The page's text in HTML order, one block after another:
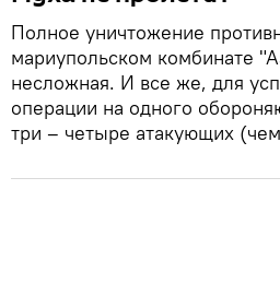
Полное уничтожение
мариупольском комбинате
несложная. И все же, для
операции на одного
три – четыре атакующих